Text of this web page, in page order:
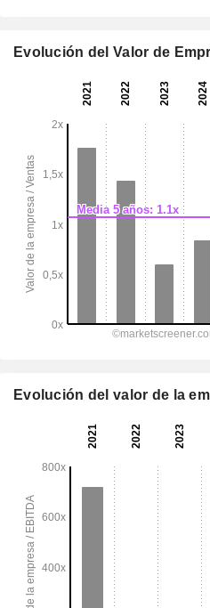
Evolución del Valor de
Evolución del valor de la